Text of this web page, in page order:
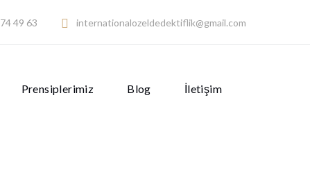
49 63 internationalozeldedektiflik@gmail.com
Prensiplerimiz Blog İletişim